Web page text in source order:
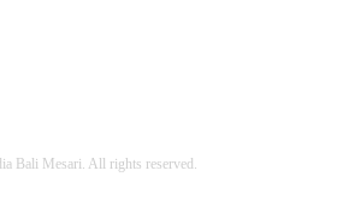
Bali Mesari. All rights reserved.